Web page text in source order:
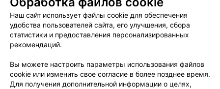
Курсы рамщика в Минске
Курсы укладчика пиломатериалов в Минске
Наш сайт использует файлы cookie для обеспечения
удобства пользователей сайта, его улучшения, сбора
статистики и предоставления персонализированных
рекомендаций.
Вы можете настроить параметры использования файлов
cookie или изменить свое согласие в более позднее время.
Для получения дополнительной информации о целях,